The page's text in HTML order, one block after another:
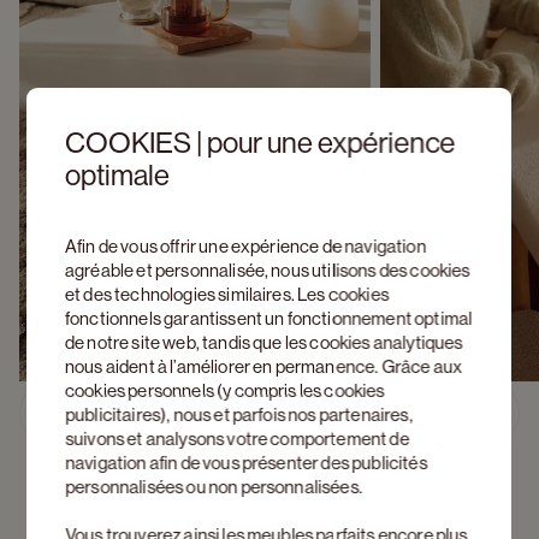
COOKIES | pour une expérience
optimale
Afin de vous offrir une expérience de navigation
agréable et personnalisée, nous utilisons des cookies
et des technologies similaires. Les cookies
fonctionnels garantissent un fonctionnement optimal
de notre site web, tandis que les cookies analytiques
nous aident à l’améliorer en permanence. Grâce aux
cookies personnels (y compris les cookies
publicitaires), nous et parfois nos partenaires,
suivons et analysons votre comportement de
navigation afin de vous présenter des publicités
personnalisées ou non personnalisées.
Vous trouverez ainsi les meubles parfaits encore plus
Previous slide Découvrez Artisano